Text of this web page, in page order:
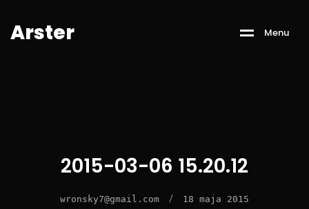
Arster Menu
2015-03-06 15.20.12
wronsky7@gmail.com / 18 maja 2015